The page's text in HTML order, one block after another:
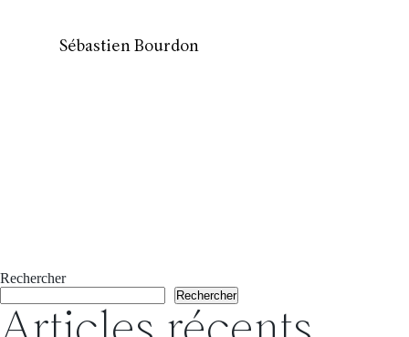
Sébastien Bourdon
Rechercher
Rechercher